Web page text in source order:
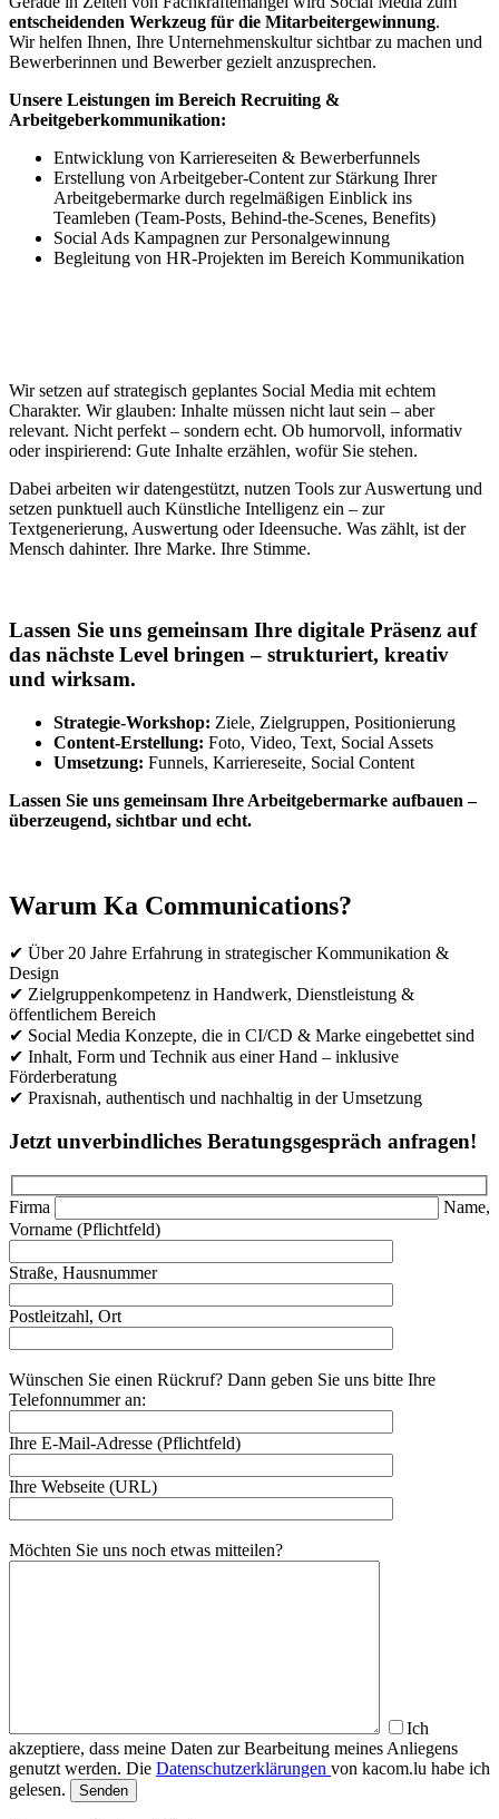
entscheidenden Werkzeug für die Mitarbeitergewinnung.
Wir helfen Ihnen, Ihre Unternehmenskultur sichtbar zu machen und
Bewerberinnen und Bewerber gezielt anzusprechen.
Unsere Leistungen im Bereich Recruiting &
Arbeitgeberkommunikation:
Entwicklung von Karriereseiten & Bewerberfunnels
Erstellung von Arbeitgeber-Content zur Stärkung Ihrer
Arbeitgebermarke durch regelmäßigen Einblick ins
Teamleben (Team-Posts, Behind-the-Scenes, Benefits)
Social Ads Kampagnen zur Personalgewinnung
Begleitung von HR-Projekten im Bereich Kommunikation
Wir setzen auf strategisch geplantes Social Media mit echtem
Charakter. Wir glauben: Inhalte müssen nicht laut sein – aber
relevant. Nicht perfekt – sondern echt. Ob humorvoll, informativ
oder inspirierend: Gute Inhalte erzählen, wofür Sie stehen.
Dabei arbeiten wir datengestützt, nutzen Tools zur Auswertung und
setzen punktuell auch Künstliche Intelligenz ein – zur
Textgenerierung, Auswertung oder Ideensuche. Was zählt, ist der
Mensch dahinter. Ihre Marke. Ihre Stimme.
Lassen Sie uns gemeinsam Ihre digitale Präsenz auf
das nächste Level bringen – strukturiert, kreativ
und wirksam.
Strategie-Workshop: Ziele, Zielgruppen, Positionierung
Content-Erstellung: Foto, Video, Text, Social Assets
Umsetzung: Funnels, Karriereseite, Social Content
Lassen Sie uns gemeinsam Ihre Arbeitgebermarke aufbauen –
überzeugend, sichtbar und echt.
Warum Ka Communications?
✔ Über 20 Jahre Erfahrung in strategischer Kommunikation &
Design
✔ Zielgruppenkompetenz in Handwerk, Dienstleistung &
öffentlichem Bereich
✔ Social Media Konzepte, die in CI/CD & Marke eingebettet sind
✔ Inhalt, Form und Technik aus einer Hand – inklusive
Förderberatung
✔ Praxisnah, authentisch und nachhaltig in der Umsetzung
Jetzt unverbindliches Beratungsgespräch anfragen!
Firma
Name,
Vorname (Pflichtfeld)
Straße, Hausnummer
Postleitzahl, Ort
Wünschen Sie einen Rückruf? Dann geben Sie uns bitte Ihre
Telefonnummer an:
Ihre E-Mail-Adresse (Pflichtfeld)
Ihre Webseite (URL)
Möchten Sie uns noch etwas mitteilen?
Ich
akzeptiere, dass meine Daten zur Bearbeitung meines Anliegens
genutzt werden. Die Datenschutzerklärungen von kacom.lu habe ich
gelesen.